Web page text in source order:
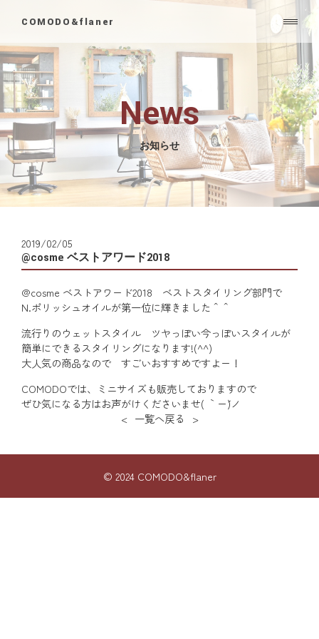
COMODO&flaner
News
お知らせ
2019/02/05
@cosme ベストアワード2018
@cosme ベストアワード2018 ベストスタイリング部門で
N.ポリッシュオイルが第一位に輝きました＾＾
流行りのウェットスタイル ツヤっぽい今っぽいスタイルが
簡単にできるスタイリングになります!(^^)
大人気の商品なので すごいおすすめですよー！
COMODOでは、ミニサイズも販売しておりますので
ぜひ気になる方はお声がけくださいませ( ｀ー´)ノ
< 一覧へ戻る >
© 2024 COMODO&flaner